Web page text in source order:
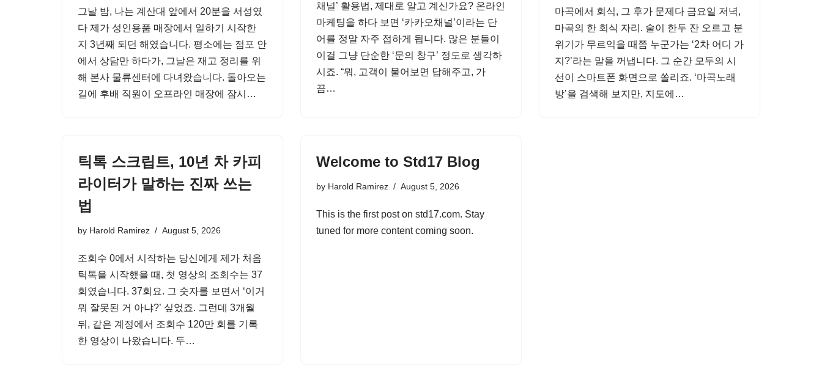
그날 밤, 나는 계산대 앞에서 20분을 서성였
다 제가 성인용품 매장에서 일하기 시작한
지 3년째 되던 해였습니다. 평소에는 점포 안
에서 상담만 하다가, 그날은 재고 정리를 위
해 본사 물류센터에 다녀왔습니다. 돌아오는
길에 후배 직원이 오프라인 매장에 잠시…
채널’ 활용법, 제대로 알고 계신가요? 온라인
마케팅을 하다 보면 ‘카카오채널’이라는 단
어를 정말 자주 접하게 됩니다. 많은 분들이
이걸 그냥 단순한 ‘문의 창구’ 정도로 생각하
시죠. “뭐, 고객이 물어보면 답해주고, 가
끔…
마곡에서 회식, 그 후가 문제다 금요일 저녁,
마곡의 한 회식 자리. 술이 한두 잔 오르고 분
위기가 무르익을 때쯤 누군가는 ‘2차 어디 가
지?’라는 말을 꺼냅니다. 그 순간 모두의 시
선이 스마트폰 화면으로 쏠리죠. ‘마곡노래
방’을 검색해 보지만, 지도에…
틱톡 스크립트, 10년 차 카피
라이터가 말하는 진짜 쓰는
법
by Harold Ramirez August 5, 2026
조회수 0에서 시작하는 당신에게 제가 처음
틱톡을 시작했을 때, 첫 영상의 조회수는 37
회였습니다. 37회요. 그 숫자를 보면서 ‘이거
뭐 잘못된 거 아냐?’ 싶었죠. 그런데 3개월
뒤, 같은 계정에서 조회수 120만 회를 기록
한 영상이 나왔습니다. 두…
Welcome to Std17 Blog
by Harold Ramirez August 5, 2026
This is the first post on std17.com. Stay
tuned for more content coming soon.